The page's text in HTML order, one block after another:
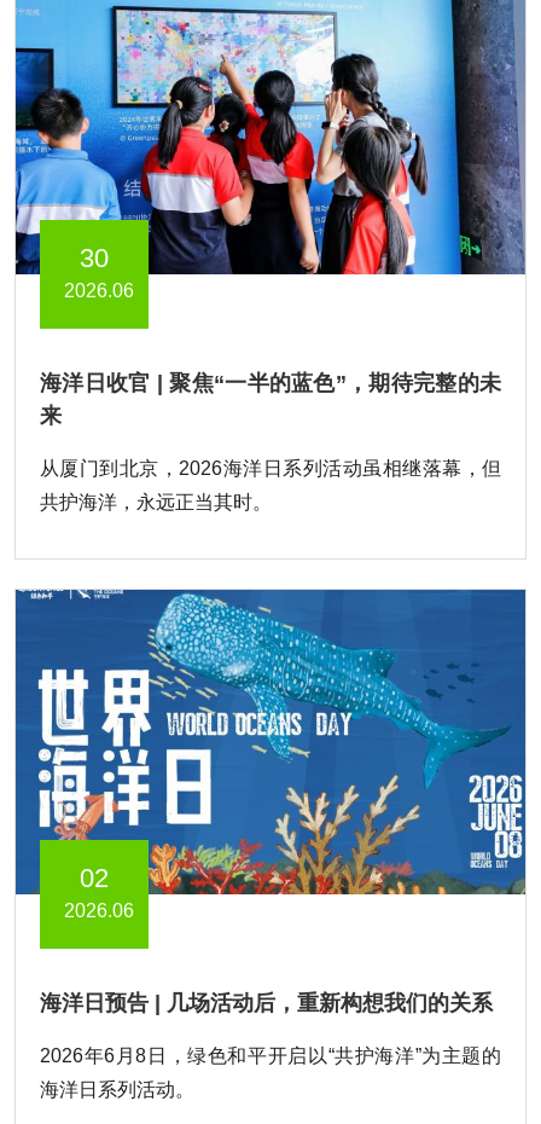
30
2026.06
海洋日收官 | 聚焦“一半的蓝色”，期待完整的未
来
从厦门到北京，2026海洋日系列活动虽相继落幕，但
共护海洋，永远正当其时。
02
2026.06
海洋日预告 | 几场活动后，重新构想我们的关系
2026年6月8日，绿色和平开启以“共护海洋”为主题的
海洋日系列活动。